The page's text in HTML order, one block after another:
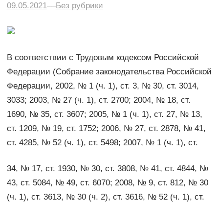
09.05.2021––Без рубрики
В соответствии с Трудовым кодексом Российской
Федерации (Собрание законодательства Российской
Федерации, 2002, № 1 (ч. 1), ст. 3, № 30, ст. 3014,
3033; 2003, № 27 (ч. 1), ст. 2700; 2004, № 18, ст.
1690, № 35, ст. 3607; 2005, № 1 (ч. 1), ст. 27, № 13,
ст. 1209, № 19, ст. 1752; 2006, № 27, ст. 2878, № 41,
ст. 4285, № 52 (ч. 1), ст. 5498; 2007, № 1 (ч. 1), ст.
34, № 17, ст. 1930, № 30, ст. 3808, № 41, ст. 4844, №
43, ст. 5084, № 49, ст. 6070; 2008, № 9, ст. 812, № 30
(ч. 1), ст. 3613, № 30 (ч. 2), ст. 3616, № 52 (ч. 1), ст.